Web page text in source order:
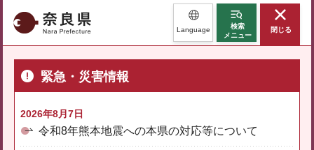
奈良県 Language
検索
メニュー
閉じる
緊急・災害情報
2026年8月7日
令和8年熊本地震への本県の対応等について